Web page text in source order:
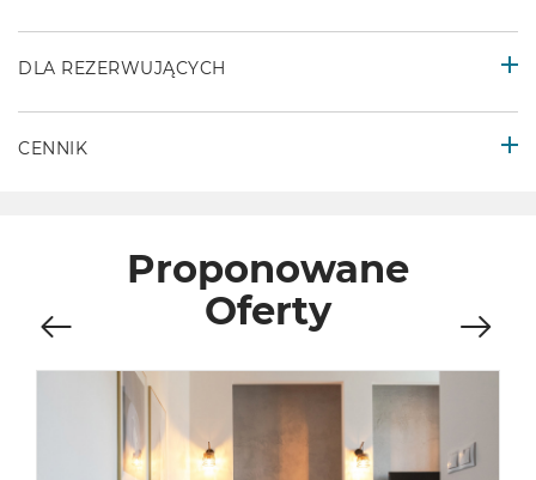
DLA REZERWUJĄCYCH
CENNIK
Proponowane
Oferty